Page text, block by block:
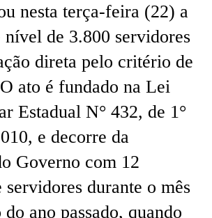
nesta terça-feira (22) a
nível de 3.800 servidores
direta pelo critério de
ato é fundado na Lei
Estadual N° 432, de 1°
e decorre da
Governo com 12
servidores durante o mês
ano passado, quando